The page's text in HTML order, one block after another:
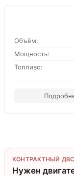
Объём:
Мощность:
Топливо:
КОНТРАКТНЫЙ
Нужен